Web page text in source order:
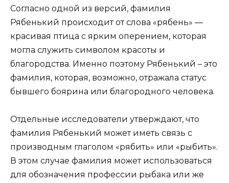
Согласно одной из версий, фамилия
Рябенький происходит от слова «рябень» —
красивая птица с ярким оперением, которая
могла служить символом красоты и
благородства. Именно поэтому Рябенький – это
фамилия, которая, возможно, отражала статус
бывшего боярина или благородного человека.
Отдельные исследователи утверждают, что
фамилия Рябенький может иметь связь с
производным глаголом «рябить» или «рыбить».
В этом случае фамилия может использоваться
для обозначения профессии рыбака или же